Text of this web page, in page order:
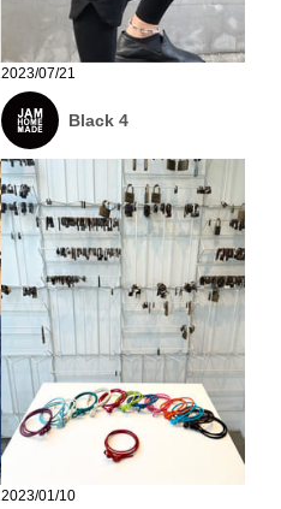
2023/07/21
Black 4
2023/01/10